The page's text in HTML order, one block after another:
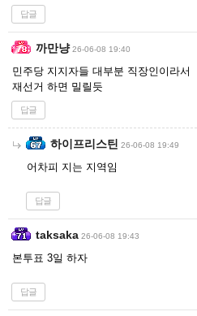
답글
까만냥 26-06-08 19:40
민주당 지지자들 대부분 직장인이라서
재선거 하면 밀릴듯
답글
하이프리스틴 26-06-08 19:49
어차피 지는 지역임
답글
taksaka 26-06-08 19:43
본투표 3일 하자
답글